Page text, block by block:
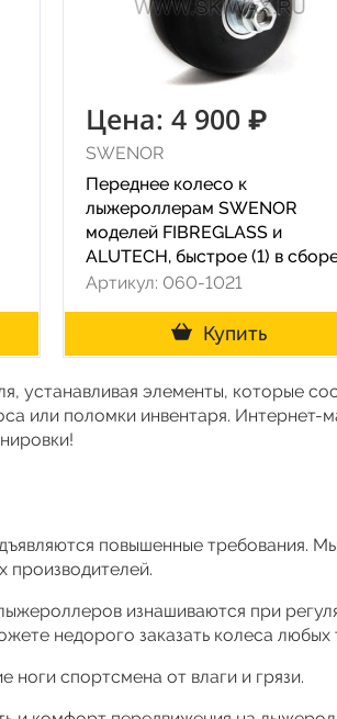
Цена: 4 900 ₽
SWENOR
Переднее колесо к
лыжероллерам SWENOR
моделей FIBREGLASS и
ALUTECH, быстрое (1) в
Артикул: 060-1021
Купить
элементы, которые
или поломки инвентаря.
повышенные требования.
производителей.
изнашиваются при
недорого заказать колеса
спортсмена от влаги и грязи.